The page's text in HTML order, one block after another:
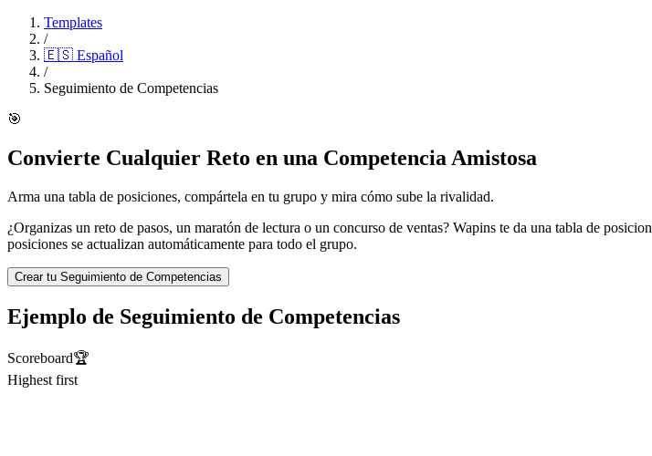
Templates
/
🇪🇸 Español
/
Seguimiento de Competencias
🎯
Convierte Cualquier Reto en una Competencia Amistosa
Arma una tabla de posiciones, compártela en tu grupo y mira cómo sube la rivalidad.
¿Organizas un reto de pasos, un maratón de lectura o un concurso de ventas? Wapins te da una tabla de
posiciones se actualizan automáticamente para todo el grupo.
Crear tu Seguimiento de Competencias
Ejemplo de Seguimiento de Competencias
Scoreboard🏆
Highest first